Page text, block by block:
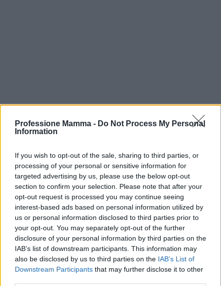
Professione Mamma - Do Not Process My Personal
Information
If you wish to opt-out of the sale, sharing to third parties, or
processing of your personal or sensitive information for
targeted advertising by us, please use the below opt-out
section to confirm your selection. Please note that after your
opt-out request is processed you may continue seeing
interest-based ads based on personal information utilized by
us or personal information disclosed to third parties prior to
your opt-out. You may separately opt-out of the further
disclosure of your personal information by third parties on the
IAB’s list of downstream participants. This information may
also be disclosed by us to third parties on the IAB’s List of
Downstream Participants that may further disclose it to other
Rimanere attivi non è mai stato così stimolante!
AUTORE
AiAdhubMedia